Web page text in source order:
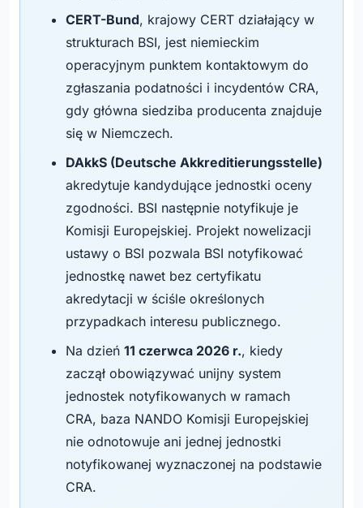
CERT-Bund, krajowy CERT działający w
strukturach BSI, jest niemieckim
operacyjnym punktem kontaktowym do
zgłaszania podatności i incydentów CRA,
gdy główna siedziba producenta znajduje
się w Niemczech.
DAkkS (Deutsche Akkreditierungsstelle)
akredytuje kandydujące jednostki oceny
zgodności. BSI następnie notyfikuje je
Komisji Europejskiej. Projekt nowelizacji
ustawy o BSI pozwala BSI notyfikować
jednostkę nawet bez certyfikatu
akredytacji w ściśle określonych
przypadkach interesu publicznego.
Na dzień 11 czerwca 2026 r., kiedy
zaczął obowiązywać unijny system
jednostek notyfikowanych w ramach
CRA, baza NANDO Komisji Europejskiej
nie odnotowuje ani jednej jednostki
notyfikowanej wyznaczonej na podstawie
CRA.